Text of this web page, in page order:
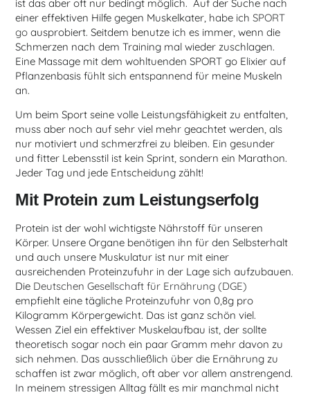
ist das aber oft nur bedingt möglich. Auf der Suche nach
einer effektiven Hilfe gegen Muskelkater, habe ichSPORT
go ausprobiert. Seitdem benutze ich es immer, wenn die
Schmerzen nach dem Training mal wieder zuschlagen.
Eine Massage mit dem wohltuenden SPORT go Elixier auf
Pflanzenbasis fühlt sich entspannend für meine Muskeln
an.
Um beim Sport seine volle Leistungsfähigkeit zu entfalten,
muss aber noch auf sehr viel mehr geachtet werden, als
nur motiviert und schmerzfrei zu bleiben. Ein gesunder
und fitter Lebensstil ist kein Sprint, sondern ein Marathon.
Jeder Tag und jede Entscheidung zählt!
Mit Protein zum Leistungserfolg
Protein ist der wohl wichtigste Nährstoff für unseren
Körper. Unsere Organe benötigen ihn für den Selbsterhalt
und auch unsere Muskulatur ist nur mit einer
ausreichenden Proteinzufuhr in der Lage sich aufzubauen.
Die Deutschen Gesellschaft für Ernährung (DGE)
empfiehlt eine tägliche Proteinzufuhr von 0,8g pro
Kilogramm Körpergewicht. Das ist ganz schön viel.
Wessen Ziel ein effektiver Muskelaufbau ist, der sollte
theoretisch sogar noch ein paar Gramm mehr davon zu
sich nehmen. Das ausschließlich über die Ernährung zu
schaffen ist zwar möglich, oft aber vor allem anstrengend.
In meinem stressigen Alltag fällt es mir manchmal nicht